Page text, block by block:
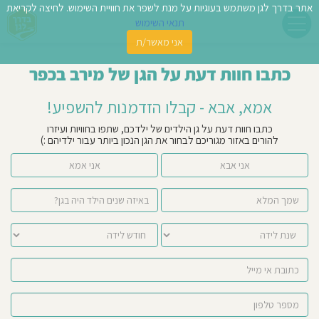
כתבו חוות דעת על הגן של מירב בכפר
אמא, אבא - קבלו הזדמנות להשפיע!
כתבו חוות דעת על גן הילדים של ילדכם, שתפו בחוויות ועיזרו
להורים באזור מגוריכם לבחור את הגן הנכון ביותר עבור ילדיהם :)
אני אמא אני אבא
אתר בדרך לגן משתמש בעוגיות על מנת לשפר את חוויית השימוש. לחיצה לקריאת
תנאי השימוש
אני מאשר/ת